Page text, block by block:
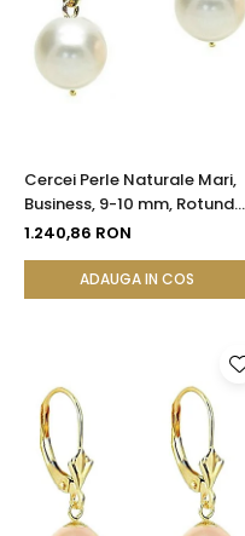
Cercei Perle Naturale Mari,
Business, 9-10 mm, Rotunde
AAA, Aur 14K (aur 585) |
1.240,86 RON
ADAUGA IN COS